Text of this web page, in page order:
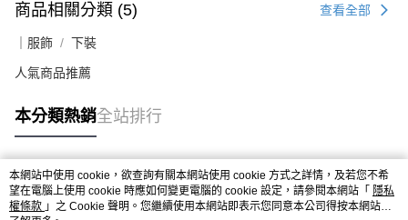
商品相關分類 (5) 查看全部
｜服飾 下裝
人氣商品推薦
本分類熱銷全站排行
熱門標籤
本網站中使用 cookie，欲查詢有關本網站使用 cookie 方式之詳情，及若您不希
望在電腦上使用 cookie 時應如何變更電腦的 cookie 設定，請參閱本網站「 隱私
權條款 」之 Cookie 聲明。您繼續使用本網站即表示您同意本公司得按本網站使